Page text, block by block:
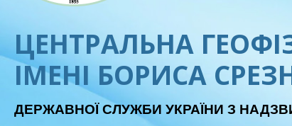
ЦЕНТРАЛЬНА
ІМЕНІ БОРИСА
ДЕРЖАВНОЇ СЛУЖБИ УКРАЇНИ З